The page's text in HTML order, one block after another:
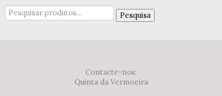
Pesquisar
por:
Pesquisa
Contacte-nos:
Quinta da Vermoeira